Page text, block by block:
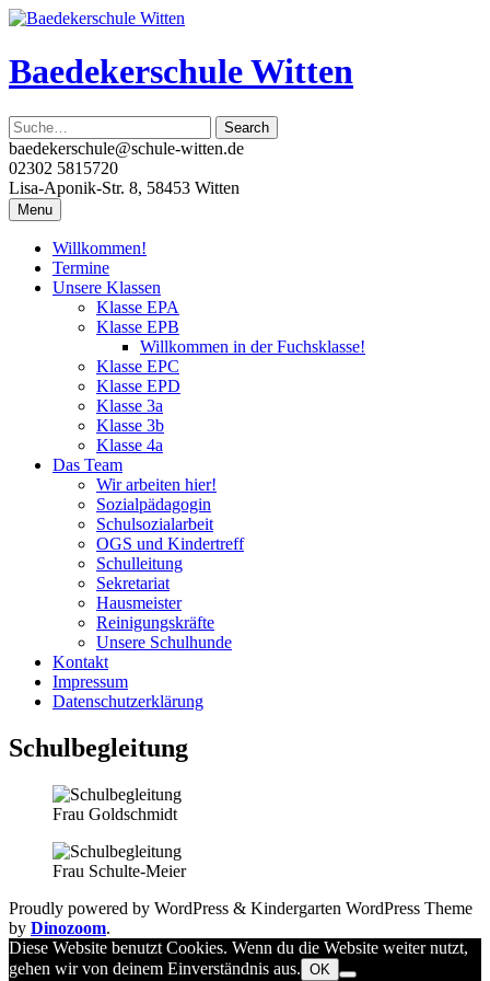
Skip
content
Baedekerschule Witten
baedekerschule@schule-witten.de
02302 5815720
Lisa-Aponik-Str. 8, 58453 Witten
Menu
Willkommen!
Termine
Unsere Klassen
Klasse EPA
Klasse EPB
Willkommen in der Fuchsklasse!
Klasse EPC
Klasse EPD
Klasse 3a
Klasse 3b
Klasse 4a
Das Team
Wir arbeiten hier!
Sozialpädagogin
Schulsozialarbeit
OGS und Kindertreff
Schulleitung
Sekretariat
Hausmeister
Reinigungskräfte
Unsere Schulhunde
Kontakt
Impressum
Datenschutzerklärung
Schulbegleitung
Frau Goldschmidt
Frau Schulte-Meier
Proudly powered by WordPress & Kindergarten WordPress Theme
by Dinozoom.
Diese Website benutzt Cookies. Wenn du die Website weiter nutzt,
gehen wir von deinem Einverständnis aus. OK